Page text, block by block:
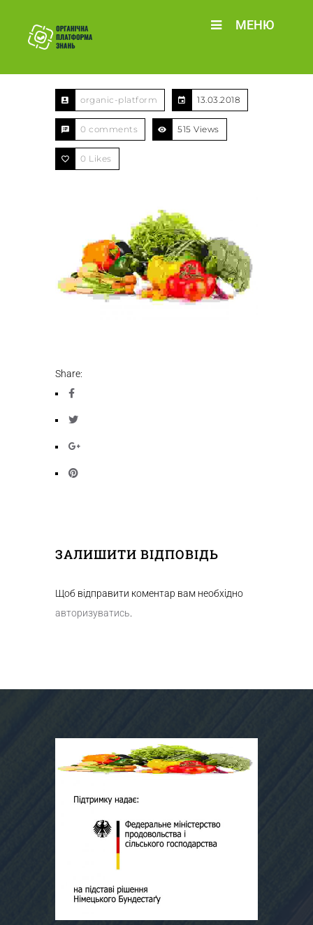
МЕНЮ
organic-platform 13.03.2018
0 comments 515 Views
0 Likes
Share:
ЗАЛИШИТИ ВІДПОВІДЬ
Щоб відправити коментар вам необхідно
авторизуватись